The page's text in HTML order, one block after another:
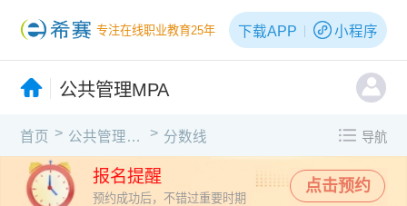
专注在线职业教育25年 下载APP 小程序
公共管理MPA
首页 > 公共管理MPA > 分数线 导航
报名提醒
预约成功后，不错过重要时期
点击预约